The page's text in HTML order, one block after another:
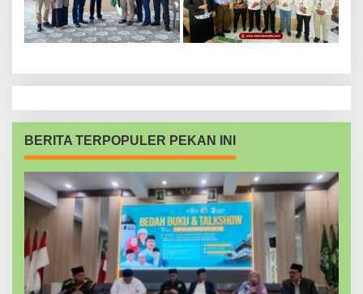
BERITA TERPOPULER PEKAN INI